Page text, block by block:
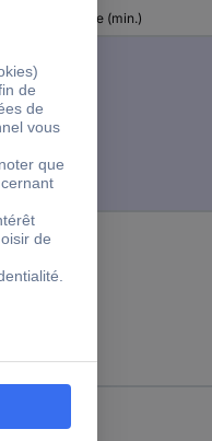
Tension d'entrée (min.)
18 V/DC